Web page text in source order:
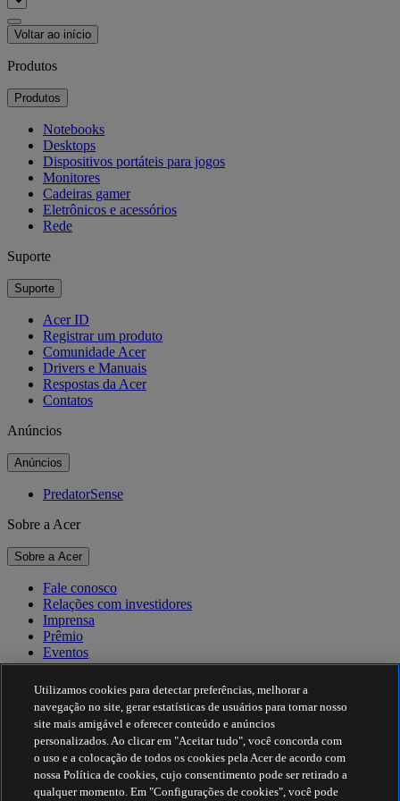
Voltar ao início
Produtos
Produtos
Notebooks
Desktops
Dispositivos portáteis para jogos
Monitores
Cadeiras gamer
Eletrônicos e acessórios
Rede
Suporte
Suporte
Acer ID
Registrar um produto
Comunidade Acer
Drivers e Manuais
Respostas da Acer
Contatos
Anúncios
Anúncios
PredatorSense
Sobre a Acer
Sobre a Acer
Fale conosco
Relações com investidores
Imprensa
Prêmio
Eventos
Sustentabilidade
Sustentabilidade
Responsabilidade social corporativa
Pegada de carbono do produto
Project Humanity
Earthion
Utilizamos cookies para detectar preferências, melhorar a
navegação no site, gerar estatísticas de usuários para tornar nosso
site mais amigável e oferecer conteúdo e anúncios
personalizados. Ao clicar em "Aceitar tudo", você concorda com
o uso e a colocação de todos os cookies pela Acer de acordo com
nossa Política de cookies, cujo consentimento pode ser retirado a
qualquer momento. Em "Configurações de cookies", você pode